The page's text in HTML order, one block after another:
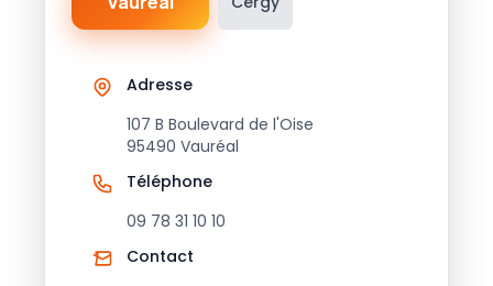
Adresse
107 B Boulevard de l'Oise
95490 Vauréal
Téléphone
09 78 31 10 10
Contact